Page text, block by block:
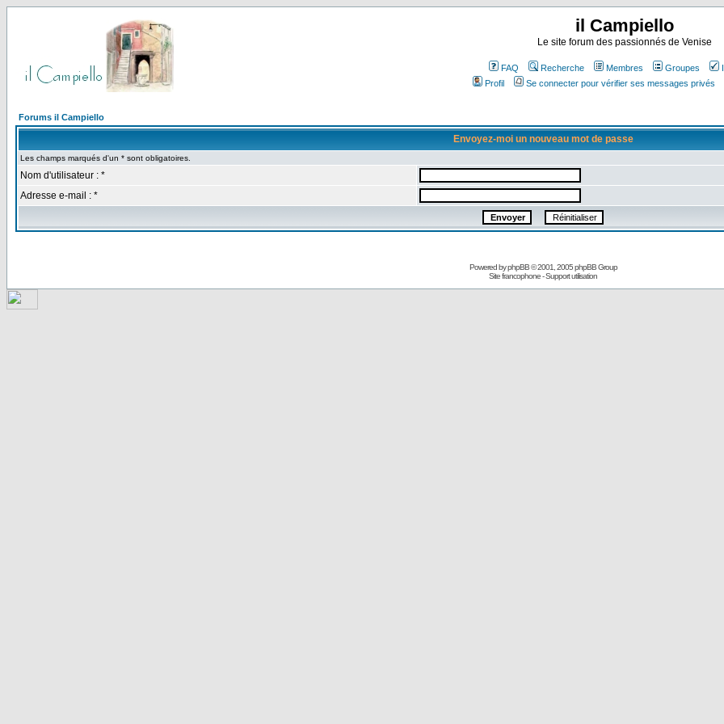
il Campiello
Le site forum des passionnés de Venise
FAQ Recherche Membres Groupes
Profil
Se connecter pour vérifier ses messages privés
Forums il Campiello
Envoyez-moi un nouveau mot de passe
Les champs marqués d'un * sont obligatoires.
Nom d'utilisateur : *
Adresse e-mail : *
Powered byphpBB© 2001, 2005 phpBB Group
Site francophone-Support utilisation